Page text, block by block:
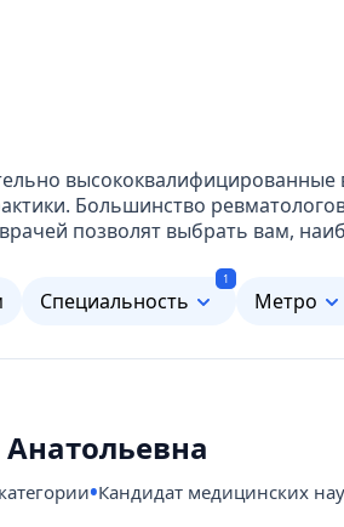
Большинство
позволят выбрать вам,
Специальность
1
Метро
Кандидат медицинских